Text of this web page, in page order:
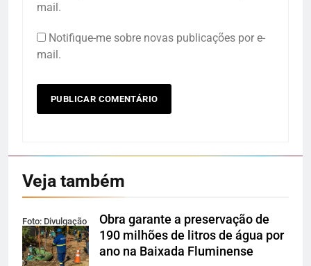
mail.
Notifique-me sobre novas publicações por e-
mail.
Veja também
Foto: Divulgação
Obra garante a preservação de
190 milhões de litros de água por
ano na Baixada Fluminense